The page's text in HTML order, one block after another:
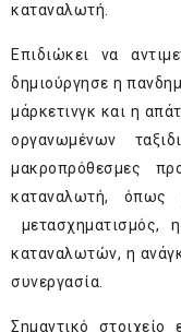
καταναλωτή.
Επιδιώκει να
δημιούργησε η
μάρκετινγκ και η
οργανωμένων
μακροπρόθεσμες
καταναλωτή,
μετασχηματισμός,
καταναλωτών, η
συνεργασία.
Σημαντικό στοιχείο